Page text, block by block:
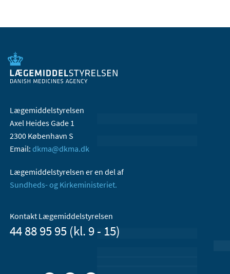
Lægemiddelstyrelsen
Axel Heides Gade 1
2300 København S
Email: dkma@dkma.dk
Lægemiddelstyrelsen er en del af
Sundheds- og Kirkeministeriet.
Kontakt Lægemiddelstyrelsen
44 88 95 95 (kl. 9 - 15)